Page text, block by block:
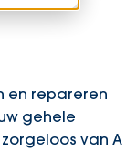
en repareren
gehele
van A